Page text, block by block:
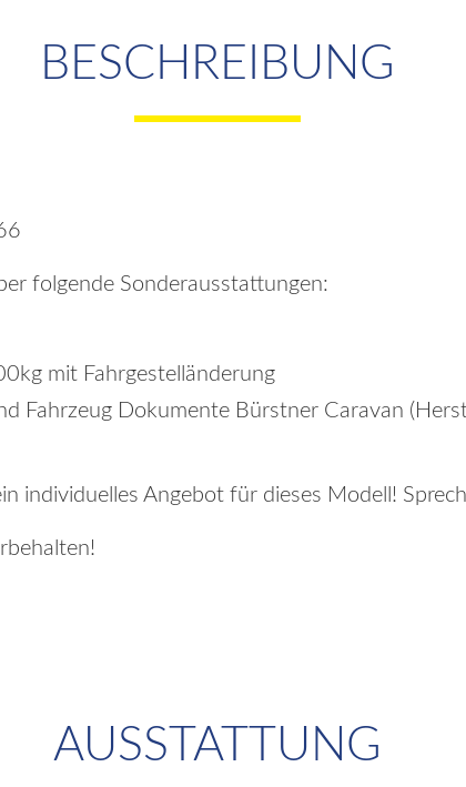
BESCHREIBUNG
folgende Sonderausstattungen:
mit Fahrgestelländerung
Fahrzeug Dokumente Bürstner Caravan
individuelles Angebot für dieses Modell!
AUSSTATTUNG